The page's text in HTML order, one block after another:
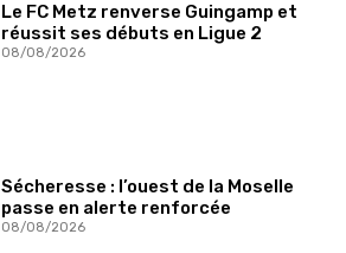
Le FC Metz renverse Guingamp et
réussit ses débuts en Ligue 2
08/08/2026
Sécheresse : l’ouest de la Moselle
passe en alerte renforcée
08/08/2026